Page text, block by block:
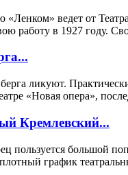
«Ленком» ведет от
работу в 1927 году.
ликуют. Практически
«Новая опера»,
Кремлевский...
пользуется большой
график